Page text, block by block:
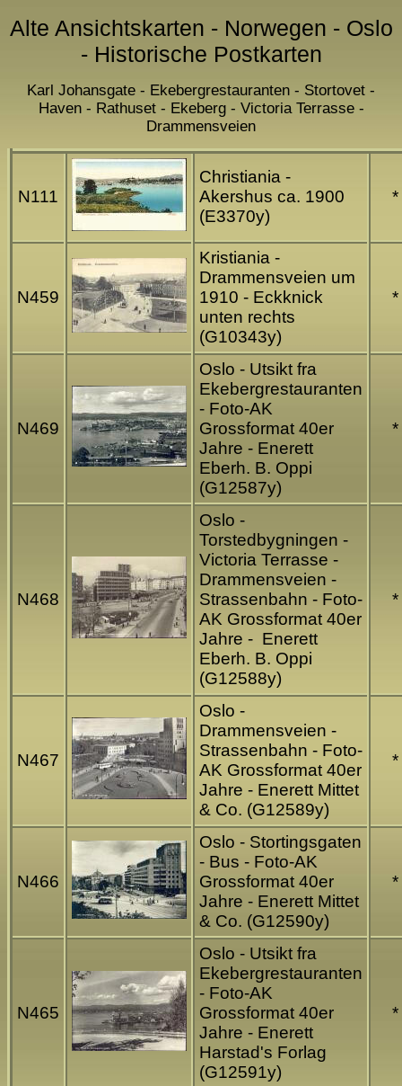
Alte Ansichtskarten - Norwegen - Oslo
- Historische Postkarten
Karl Johansgate - Ekebergrestauranten - Stortovet -
Haven - Rathuset - Ekeberg - Victoria Terrasse -
Drammensveien
N111
Christiania -
Akershus ca. 1900
(E3370y)
*
N459
Kristiania -
Drammensveien um
1910 - Eckknick
unten rechts
(G10343y)
*
N469
Oslo - Utsikt fra
Ekebergrestauranten
- Foto-AK
Grossformat 40er
Jahre - Enerett
Eberh. B. Oppi
(G12587y)
*
N468
Oslo -
Torstedbygningen -
Victoria Terrasse -
Drammensveien -
Strassenbahn - Foto-
AK Grossformat 40er
Jahre - Enerett
Eberh. B. Oppi
(G12588y)
*
N467
Oslo -
Drammensveien -
Strassenbahn - Foto-
AK Grossformat 40er
Jahre - Enerett Mittet
& Co. (G12589y)
*
N466
Oslo - Stortingsgaten
- Bus - Foto-AK
Grossformat 40er
Jahre - Enerett Mittet
& Co. (G12590y)
*
N465
Oslo - Utsikt fra
Ekebergrestauranten
- Foto-AK
Grossformat 40er
Jahre - Enerett
Harstad's Forlag
(G12591y)
*